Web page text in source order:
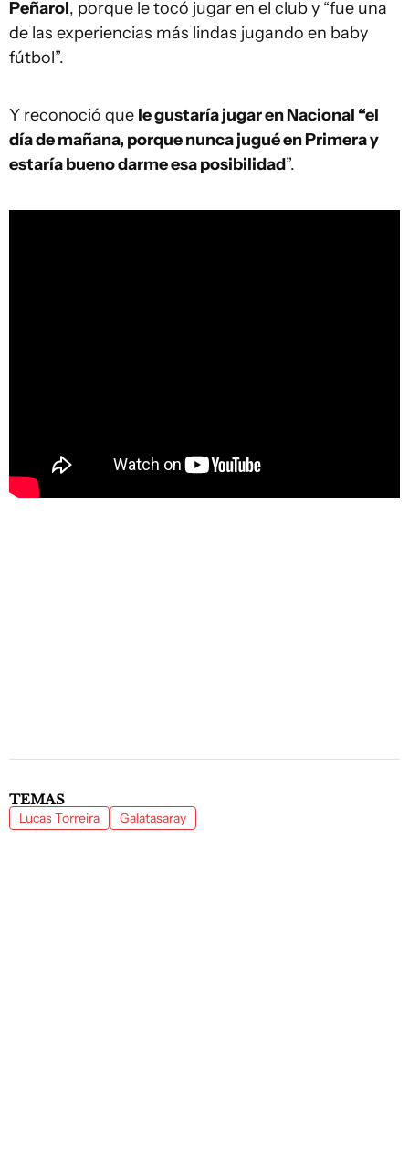
Peñarol, porque le tocó jugar en el club y “fue una
de las experiencias más lindas jugando en baby
fútbol”.
Y reconoció que le gustaría jugar en Nacional “el
día de mañana, porque nunca jugué en Primera y
estaría bueno darme esa posibilidad”.
TEMAS
Lucas Torreira Galatasaray